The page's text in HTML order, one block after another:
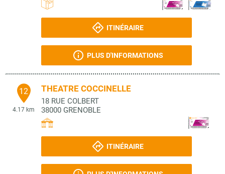
ITINÉRAIRE
PLUS D'INFORMATIONS
12
4.17 km
THEATRE COCCINELLE
18 RUE COLBERT
38000 GRENOBLE
ITINÉRAIRE